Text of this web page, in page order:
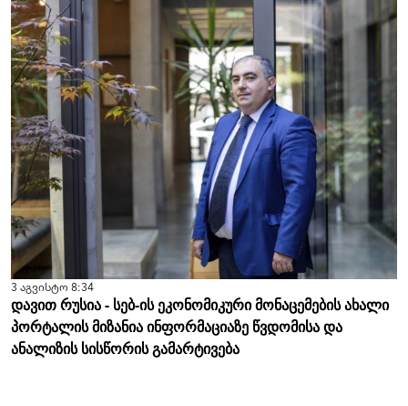
3 აგვისტო 8:34
დავით რუსია - სებ-ის ეკონომიკური მონაცემების ახალი
პორტალის მიზანია ინფორმაციაზე წვდომისა და
ანალიზის სისწორის გამარტივება